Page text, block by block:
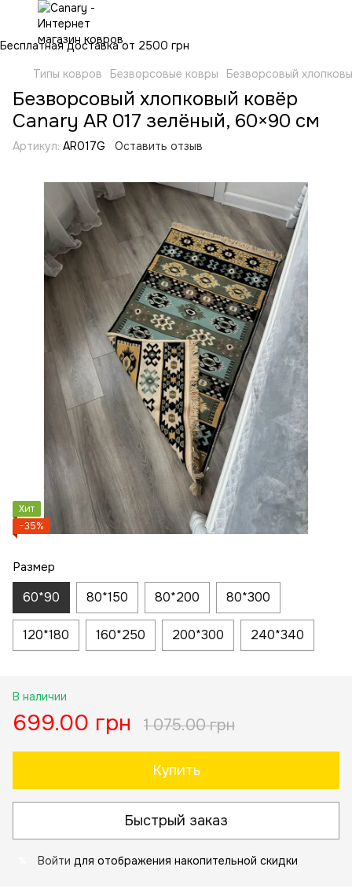
Бесплатная доставка от 2500 грн
Типы ковров
Безворсовые ковры Безворсовый
Безворсовый хлопковый ковёр
Canary AR 017 зелёный, 60×90 см
Артикул: AR017G Оставить отзыв
Хит
−35%
Размер
60*90 80*150 80*200 80*300
120*180 160*250 200*300 240*340
В наличии
699.00 грн 1 075.00 грн
Купить
Быстрый заказ
Войти для отображения накопительной скидки